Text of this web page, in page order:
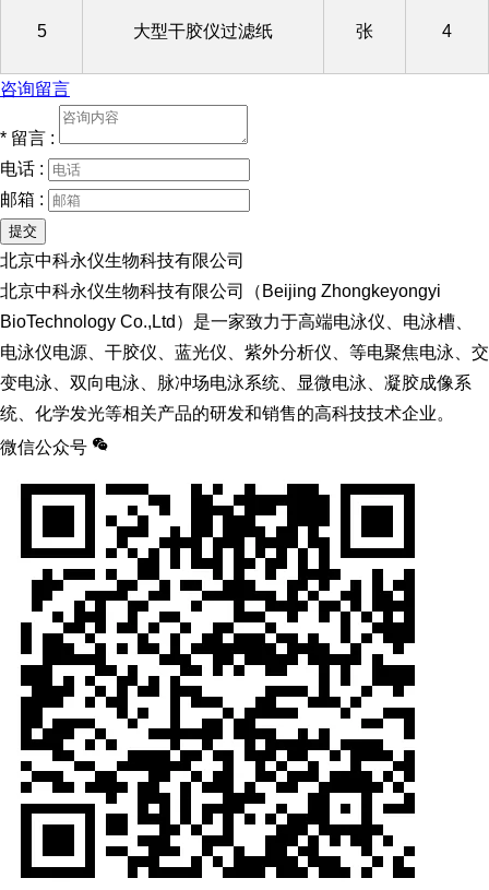
5 大型干胶仪过滤纸 张 4
咨询留言
* 留言 :
电话 :
邮箱 :
提交
北京中科永仪生物科技有限公司
北京中科永仪生物科技有限公司（Beijing Zhongkeyongyi
BioTechnology Co.,Ltd）是一家致力于高端电泳仪、电泳槽、
电泳仪电源、干胶仪、蓝光仪、紫外分析仪、等电聚焦电泳、交
变电泳、双向电泳、脉冲场电泳系统、显微电泳、凝胶成像系
统、化学发光等相关产品的研发和销售的高科技技术企业。
微信公众号